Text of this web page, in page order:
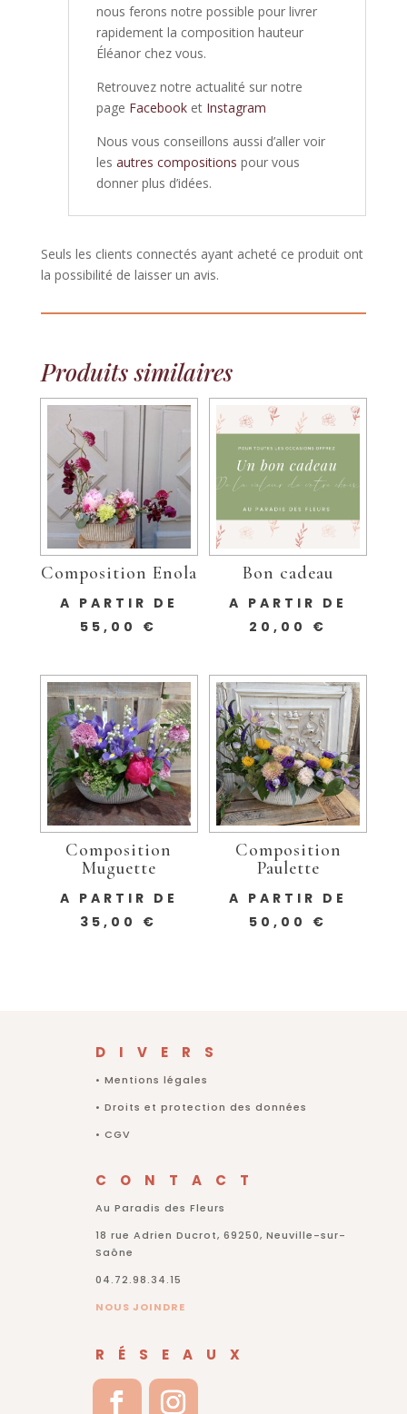
nous ferons notre possible pour livrer
rapidement la composition hauteur
Éléanor chez vous.
Retrouvez notre actualité sur notre
page Facebook et Instagram
Nous vous conseillons aussi d’aller voir
les autres compositions pour vous
donner plus d’idées.
Seuls les clients connectés ayant acheté ce produit ont
la possibilité de laisser un avis.
Produits similaires
Composition Enola
A PARTIR DE
55,00 €
Bon cadeau
A PARTIR DE
20,00 €
Composition
Muguette
A PARTIR DE
35,00 €
Composition
Paulette
A PARTIR DE
50,00 €
DIVERS
• Mentions légales
• Droits et protection des données
• CGV
CONTACT
Au Paradis des Fleurs
18 rue Adrien Ducrot, 69250, Neuville-sur-
Saône
04.72.98.34.15
NOUS JOINDRE
RÉSEAUX